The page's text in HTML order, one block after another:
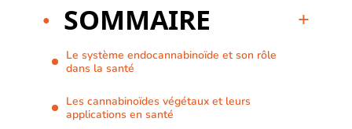
SOMMAIRE
Le système endocannabinoïde et son rôle
dans la santé
Les cannabinoïdes végétaux et leurs
applications en santé